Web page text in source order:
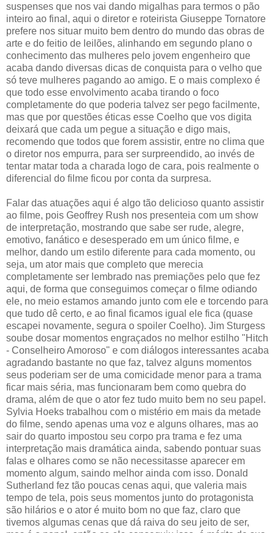
suspenses que nos vai dando migalhas para termos o pão
inteiro ao final, aqui o diretor e roteirista Giuseppe Tornatore
prefere nos situar muito bem dentro do mundo das obras de
arte e do feitio de leilões, alinhando em segundo plano o
conhecimento das mulheres pelo jovem engenheiro que
acaba dando diversas dicas de conquista para o velho que
só teve mulheres pagando ao amigo. E o mais complexo é
que todo esse envolvimento acaba tirando o foco
completamente do que poderia talvez ser pego facilmente,
mas que por questões éticas esse Coelho que vos digita
deixará que cada um pegue a situação e digo mais,
recomendo que todos que forem assistir, entre no clima que
o diretor nos empurra, para ser surpreendido, ao invés de
tentar matar toda a charada logo de cara, pois realmente o
diferencial do filme ficou por conta da surpresa.
Falar das atuações aqui é algo tão delicioso quanto assistir
ao filme, pois Geoffrey Rush nos presenteia com um show
de interpretação, mostrando que sabe ser rude, alegre,
emotivo, fanático e desesperado em um único filme, e
melhor, dando um estilo diferente para cada momento, ou
seja, um ator mais que completo que merecia
completamente ser lembrado nas premiações pelo que fez
aqui, de forma que conseguimos começar o filme odiando
ele, no meio estamos amando junto com ele e torcendo para
que tudo dê certo, e ao final ficamos igual ele fica (quase
escapei novamente, segura o spoiler Coelho). Jim Sturgess
soube dosar momentos engraçados no melhor estilho "Hitch
- Conselheiro Amoroso" e com diálogos interessantes acaba
agradando bastante no que faz, talvez alguns momentos
seus poderiam ser de uma comicidade menor para a trama
ficar mais séria, mas funcionaram bem como quebra do
drama, além de que o ator fez tudo muito bem no seu papel.
Sylvia Hoeks trabalhou com o mistério em mais da metade
do filme, sendo apenas uma voz e alguns olhares, mas ao
sair do quarto impostou seu corpo pra trama e fez uma
interpretação mais dramática ainda, sabendo pontuar suas
falas e olhares como se não necessitasse aparecer em
momento algum, saindo melhor ainda com isso. Donald
Sutherland fez tão poucas cenas aqui, que valeria mais
tempo de tela, pois seus momentos junto do protagonista
são hilários e o ator é muito bom no que faz, claro que
tivemos algumas cenas que dá raiva do seu jeito de ser,